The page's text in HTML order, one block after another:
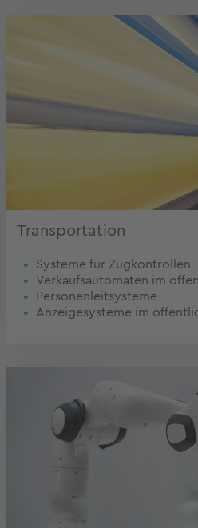
Transportation
Systeme für Zugkontrollen
Verkaufsautomaten im
Personenleitsysteme
Anzeigesysteme im